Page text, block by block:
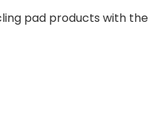
pad products with the